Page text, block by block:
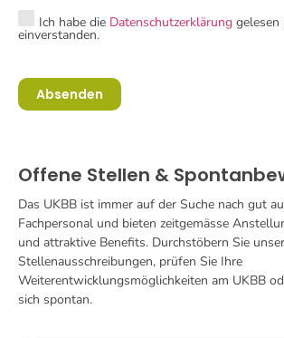
Ich habe die Datenschutzerklärung gelesen
einverstanden.
Absenden
Offene Stellen &
Das UKBB ist immer auf der Suche nach gut
Fachpersonal und bieten zeitgemässe
und attraktive Benefits. Durchstöbern Sie
Stellenausschreibungen, prüfen Sie Ihre
Weiterentwicklungsmöglichkeiten am UKBB
sich spontan.